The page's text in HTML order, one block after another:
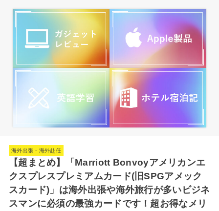
海外出張・海外赴任
【超まとめ】「Marriott Bonvoyアメリカンエ
クスプレスプレミアムカード(旧SPGアメック
スカード)」は海外出張や海外旅行が多いビジネ
スマンに必須の最強カードです！超お得なメリ